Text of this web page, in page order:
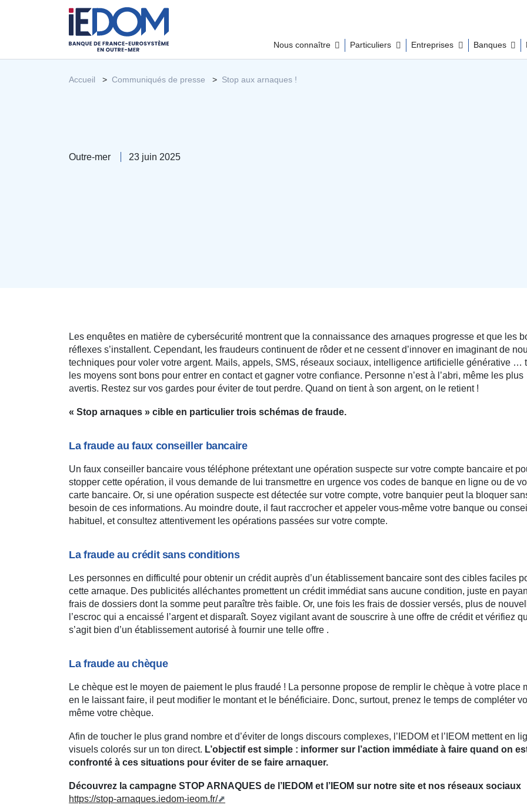
Nous connaître Particuliers Entreprises Banques
Accueil Communiqués de presse Stop aux arnaques !
Outre-mer 23 juin 2025
Les enquêtes en matière de cybersécurité montrent que la connaissance des arnaques progresse et que les
réflexes s’installent. Cependant, les fraudeurs continuent de rôder et ne cessent d’innover en imaginant de
techniques pour voler votre argent. Mails, appels, SMS, réseaux sociaux, intelligence artificielle générative …
les moyens sont bons pour entrer en contact et gagner votre confiance. Personne n’est à l’abri, même les plus
avertis. Restez sur vos gardes pour éviter de tout perdre. Quand on tient à son argent, on le retient !
« Stop arnaques » cible en particulier trois schémas de fraude.
La fraude au faux conseiller bancaire
Un faux conseiller bancaire vous téléphone prétextant une opération suspecte sur votre compte bancaire et
stopper cette opération, il vous demande de lui transmettre en urgence vos codes de banque en ligne ou de
carte bancaire. Or, si une opération suspecte est détectée sur votre compte, votre banquier peut la bloquer
besoin de ces informations. Au moindre doute, il faut raccrocher et appeler vous-même votre banque ou
habituel, et consultez attentivement les opérations passées sur votre compte.
La fraude au crédit sans conditions
Les personnes en difficulté pour obtenir un crédit auprès d’un établissement bancaire sont des cibles faciles
cette arnaque. Des publicités alléchantes promettent un crédit immédiat sans aucune condition, juste en
frais de dossiers dont la somme peut paraître très faible. Or, une fois les frais de dossier versés, plus de
l’escroc qui a encaissé l’argent et disparaît. Soyez vigilant avant de souscrire à une offre de crédit et vérifiez
s’agit bien d’un établissement autorisé à fournir une telle offre .
La fraude au chèque
Le chèque est le moyen de paiement le plus fraudé ! La personne propose de remplir le chèque à votre place
en le laissant faire, il peut modifier le montant et le bénéficiaire. Donc, surtout, prenez le temps de compléter
même votre chèque.
Afin de toucher le plus grand nombre et d’éviter de longs discours complexes, l’IEDOM et l’IEOM mettent en
visuels colorés sur un ton direct. L’objectif est simple : informer sur l’action immédiate à faire quand on
confronté à ces situations pour éviter de se faire arnaquer.
Découvrez la campagne STOP ARNAQUES de l’IEDOM et l’IEOM sur notre site et nos réseaux sociaux
https://stop-arnaques.iedom-ieom.fr/